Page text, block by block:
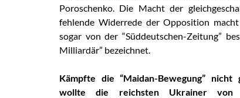
Poroschenko. Die Macht der
fehlende Widerrede der Opposition
sogar von der “Süddeutschen-Zeitung”
Milliardär” bezeichnet.
Kämpfte die “Maidan-Bewegung”
wollte die reichsten Ukrainer von